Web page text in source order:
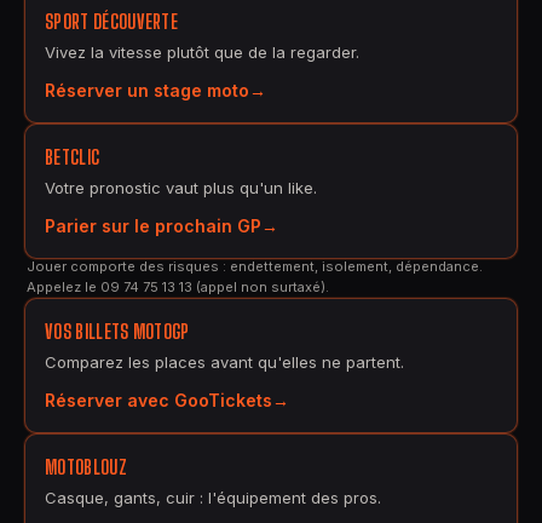
SPORT DÉCOUVERTE
Vivez la vitesse plutôt que de la regarder.
Réserver un stage moto
BETCLIC
Votre pronostic vaut plus qu'un like.
Parier sur le prochain GP
Jouer comporte des risques : endettement, isolement, dépendance.
Appelez le 09 74 75 13 13 (appel non surtaxé).
VOS BILLETS MOTOGP
Comparez les places avant qu'elles ne partent.
Réserver avec GooTickets
MOTOBLOUZ
Casque, gants, cuir : l'équipement des pros.